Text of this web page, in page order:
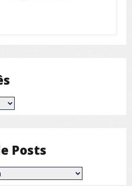
Posts